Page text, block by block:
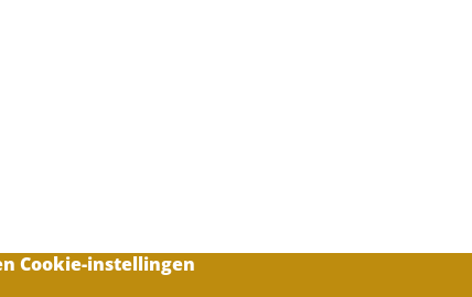
Cookie-instellingen